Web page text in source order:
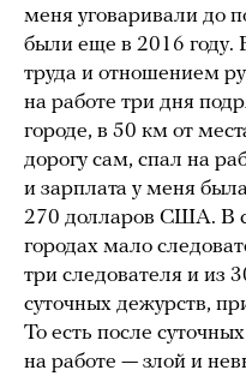
меня уговаривали до
были еще в 2016 году.
труда и отношением
на работе три дня
городе, в 50 км от
дорогу сам, спал на
и зарплата у меня
270 долларов США. В
городах мало
три следователя и из
суточных дежурств,
То есть после
на работе — злой и